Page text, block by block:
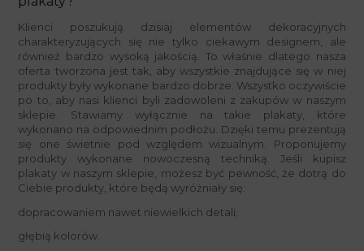
Klienci poszukują dzisiaj elementów dekoracyjnych
charakteryzujących się nie tylko ciekawym designem, ale
również bardzo wysoką jakością. To właśnie dlatego nasza
oferta tworzona jest tak, aby wszystkie znajdujące się w niej
produkty były wykonane bardzo dobrze. Wszystko oczywiście
po to, aby nasi klienci byli zadowoleni z zakupów w naszym
sklepie. Stawiamy wyłącznie na takie plakaty, które
wykonano na odpowiednim podłożu. Dzięki temu prezentują
się one świetnie pod względem wizualnym. Proponujemy
produkty wykonane nowoczesną techniką. Jeśli kupisz
plakaty w naszym sklepie, możesz być pewność, że dotrą do
Ciebie produkty, które będą wyróżniały się:
dopracowaniem nawet niewielkich detali;
głębią kolorów.